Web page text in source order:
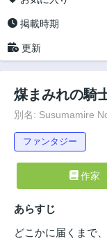
掲載時期
更新
煤まみれの騎
別名: Susumamire
ファンタジー
作家
あらすじ
どこかに届くまで